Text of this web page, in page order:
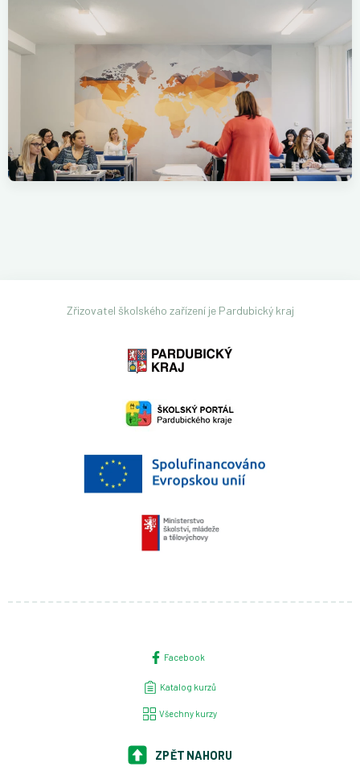
Zřizovatel školského zařízení je Pardubický kraj
Facebook
Katalog kurzů
Všechny kurzy
ZPĚT NAHORU